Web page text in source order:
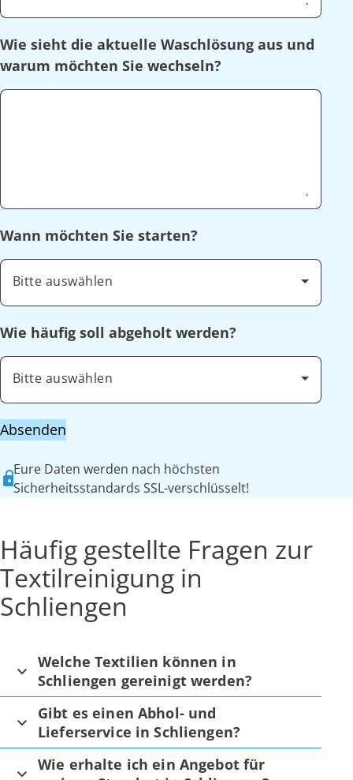
Wie sieht die aktuelle Waschlösung aus und
warum möchten Sie wechseln?
Wann möchten Sie starten?
Bitte auswählen
Wie häufig soll abgeholt werden?
Bitte auswählen
Absenden
Eure Daten werden nach höchsten
Sicherheitsstandards SSL-verschlüsselt!
Häufig gestellte Fragen zur
Textilreinigung in
Schliengen
Welche Textilien können in
Schliengen gereinigt werden?
Gibt es einen Abhol- und
Lieferservice in Schliengen?
Wie erhalte ich ein Angebot für